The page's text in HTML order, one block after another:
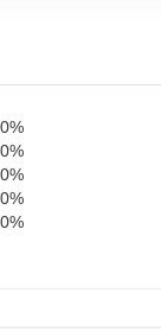
0%
0%
0%
0%